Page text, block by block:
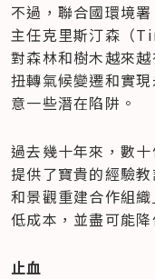
不過，聯合國環境
主任克里斯汀森（
對森林和樹木越來
扭轉氣候變遷和實
意一些潛在陷阱。
過去幾十年來，數
提供了寶貴的經驗
和景觀重建合作組
低成本，並盡可能降
止血